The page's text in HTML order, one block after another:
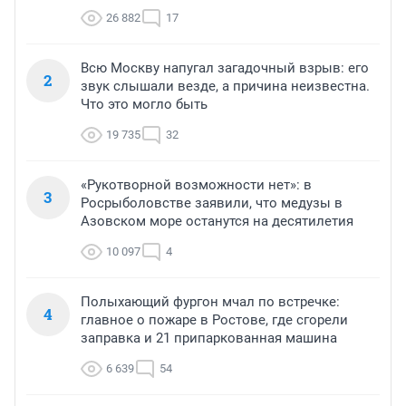
26 882 17
2
Всю Москву напугал загадочный взрыв: его
звук слышали везде, а причина неизвестна.
Что это могло быть
19 735 32
3
«Рукотворной возможности нет»: в
Росрыболовстве заявили, что медузы в
Азовском море останутся на десятилетия
10 097 4
4
Полыхающий фургон мчал по встречке:
главное о пожаре в Ростове, где сгорели
заправка и 21 припаркованная машина
6 639 54